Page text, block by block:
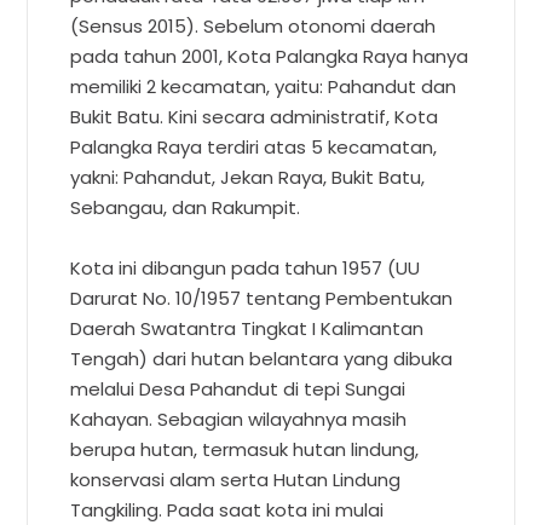
(Sensus 2015). Sebelum otonomi daerah
pada tahun 2001, Kota Palangka Raya hanya
memiliki 2 kecamatan, yaitu: Pahandut dan
Bukit Batu. Kini secara administratif, Kota
Palangka Raya terdiri atas 5 kecamatan,
yakni: Pahandut, Jekan Raya, Bukit Batu,
Sebangau, dan Rakumpit.
Kota ini dibangun pada tahun 1957 (UU
Darurat No. 10/1957 tentang Pembentukan
Daerah Swatantra Tingkat I Kalimantan
Tengah) dari hutan belantara yang dibuka
melalui Desa Pahandut di tepi Sungai
Kahayan. Sebagian wilayahnya masih
berupa hutan, termasuk hutan lindung,
konservasi alam serta Hutan Lindung
Tangkiling. Pada saat kota ini mulai